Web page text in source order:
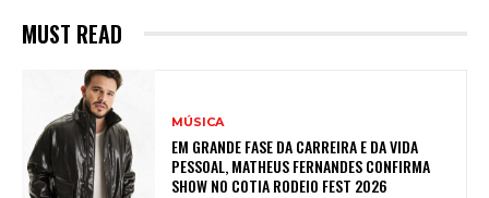
MUST READ
MÚSICA
EM GRANDE FASE DA CARREIRA E DA VIDA
PESSOAL, MATHEUS FERNANDES CONFIRMA
SHOW NO COTIA RODEIO FEST 2026